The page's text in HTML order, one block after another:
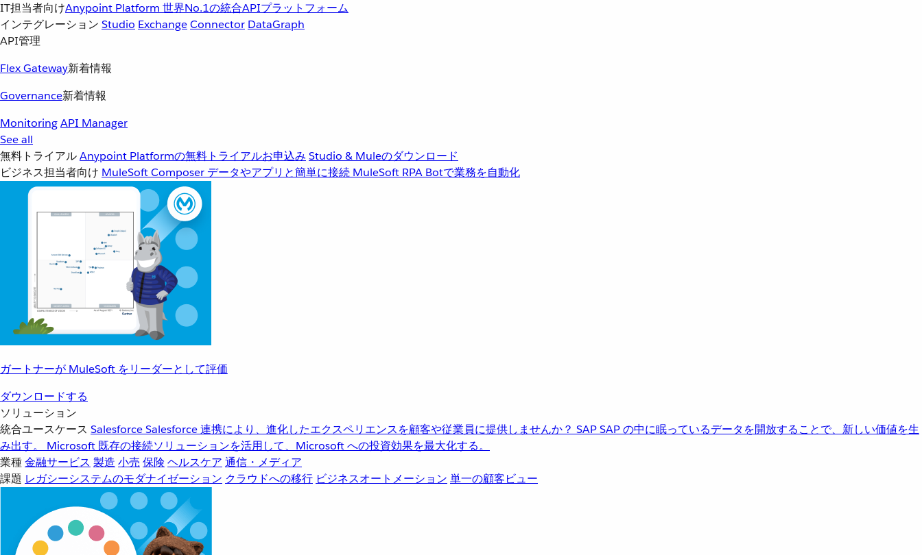
IT担当者向けAnypoint Platform 世界No.1の統合APIプラットフォーム
インテグレーション Studio ExchangeConnector DataGraph
API管理
Flex Gateway新着情報
Governance新着情報
MonitoringAPI Manager
See all
無料トライアルAnypoint Platformの無料トライアルお申込み Studio & Muleのダウンロード
ビジネス担当者向け MuleSoft Composer データやアプリと簡単に接続 MuleSoft RPA Botで業務を自動化
ガートナーが MuleSoft をリーダーとして評価
ダウンロードする
ソリューション
統合ユースケース SalesforceSalesforce 連携により、進化したエクスペリエンスを顧客や従業員に提供しませんか？ SAPSAP の中に眠っているデータを開放することで、新しい価値を生
み出す。
Microsoft 既存の接続ソリューションを活用して、Microsoft への投資効果を最大化する。
業種金融サービス 製造 小売 保険 ヘルスケア 通信・メディア
課題 レガシーシステムのモダナイゼーション クラウドへの移行 ビジネスオートメーション 単一の顧客ビュー